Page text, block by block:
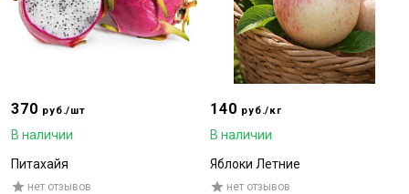
370 руб./шт
В наличии
Питахайя
нет отзывов
140 руб./кг
В наличии
Яблоки Летние
нет отзывов